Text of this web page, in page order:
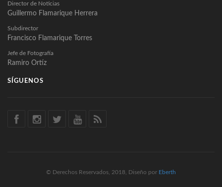
Director de Noticias
Guillermo Flamarique Herrera
Subdirector
Francisco Flamarique Torres
Jefe de Fotografía
Ramiro Ortíz
SÍGUENOS
© Derechos Reservados, 2018, Diseño por Eberth